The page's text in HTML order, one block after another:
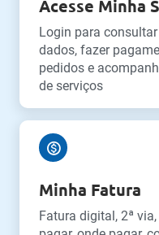
Acesse Minha
Login para
dados, fazer
pedidos e
de serviços
Minha Fatura
Fatura digital, 2ª